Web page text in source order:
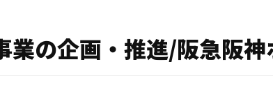
業の企画・推進/阪急阪